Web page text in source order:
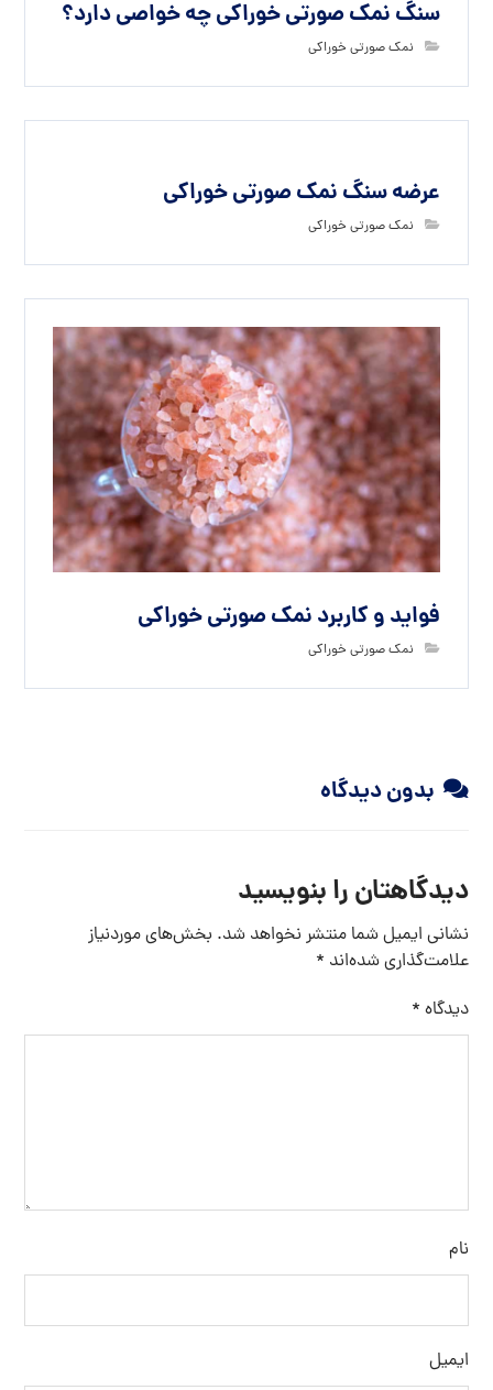
سنگ نمک صورتی خوراکی چه خواصی دارد؟
نمک صورتی خوراکی
عرضه سنگ نمک صورتی خوراکی
نمک صورتی خوراکی
فواید و کاربرد نمک صورتی خوراکی
نمک صورتی خوراکی
بدون دیدگاه
دیدگاهتان را بنویسید
نشانی ایمیل شما منتشر نخواهد شد. بخش‌های موردنیاز
علامت‌گذاری شده‌اند *
دیدگاه *
نام
ایمیل